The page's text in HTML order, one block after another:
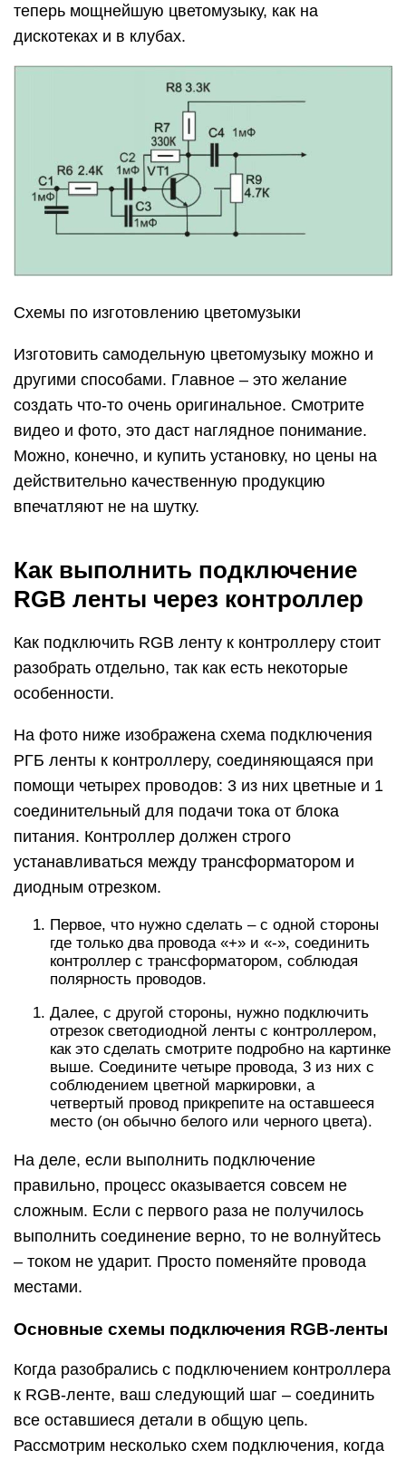
теперь мощнейшую цветомузыку, как на
дискотеках и в клубах.
Схемы по изготовлению цветомузыки
Изготовить самодельную цветомузыку можно и
другими способами. Главное – это желание
создать что-то очень оригинальное. Смотрите
видео и фото, это даст наглядное понимание.
Можно, конечно, и купить установку, но цены на
действительно качественную продукцию
впечатляют не на шутку.
Как выполнить подключение
RGB ленты через контроллер
Как подключить RGB ленту к контроллеру стоит
разобрать отдельно, так как есть некоторые
особенности.
На фото ниже изображена схема подключения
РГБ ленты к контроллеру, соединяющаяся при
помощи четырех проводов: 3 из них цветные и 1
соединительный для подачи тока от блока
питания. Контроллер должен строго
устанавливаться между трансформатором и
диодным отрезком.
Первое, что нужно сделать – с одной стороны
где только два провода «+» и «-», соединить
контроллер с трансформатором, соблюдая
полярность проводов.
Далее, с другой стороны, нужно подключить
отрезок светодиодной ленты с контроллером,
как это сделать смотрите подробно на картинке
выше. Соедините четыре провода, 3 из них с
соблюдением цветной маркировки, а
четвертый провод прикрепите на оставшееся
место (он обычно белого или черного цвета).
На деле, если выполнить подключение
правильно, процесс оказывается совсем не
сложным. Если с первого раза не получилось
выполнить соединение верно, то не волнуйтесь
– током не ударит. Просто поменяйте провода
местами.
Основные схемы подключения RGB-ленты
Когда разобрались с подключением контроллера
к RGB-ленте, ваш следующий шаг – соединить
все оставшиеся детали в общую цепь.
Рассмотрим несколько схем подключения, когда